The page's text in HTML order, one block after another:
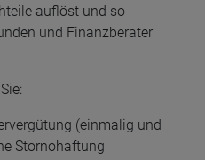
auflöst und so
und Finanzberater
(einmalig und
Stornohaftung